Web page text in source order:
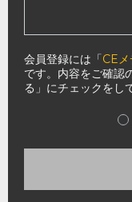
会員登録には「CE
です。内容をご確認
る」にチェックをし